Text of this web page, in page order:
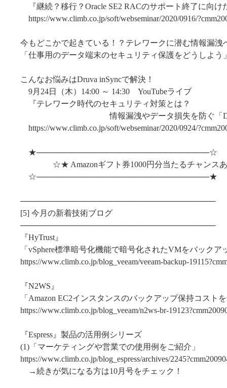
『継続？移行？Oracle SE2 RACのサポート終了に向け
https://www.climb.co.jp/soft/webseminar/2020/0916/
今もどこかで起きている！？テレワークに潜む情報漏洩
「仕事用のデータ端末のセキュリティ保護をどうしよう
こんなお悩みはDruva inSyncで解決！
9月24日（木）14:00 ～ 14:30 YouTubeライブ
『テレワーク時代のセキュリティ対策とは？
情報漏洩やデータ損失を防ぐ「Druva
https://www.climb.co.jp/soft/webseminar/2020/0924/
★───────────────────────────────☆
☆★ Amazonギフト券1000円分当たるチャンス
☆───────────────────────────────★
───────────────────────────────────
[5] 今月の新着技術ブログ
───────────────────────────────────
『HyTrust』
「vSphere標準暗号化機能で暗号化されたVMをバックア
https://www.climb.co.jp/blog_veeam/veeam-backup-
『N2WS』
「Amazon EC2インスタンスのバックアップ保持コスト
https://www.climb.co.jp/blog_veeam/n2ws-br-
『Espress』製品の活用例シリーズ
(1)「マーケティングや営業での使用例をご紹介」
https://www.climb.co.jp/blog_espress/archives/
→続きが気になる方は10月号をチェック！